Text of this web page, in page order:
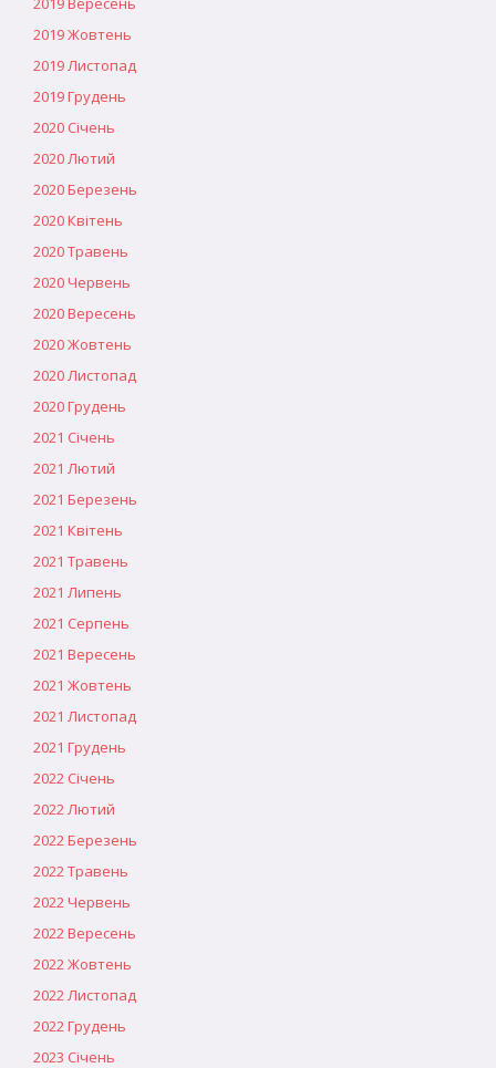
2019 Жовтень
2019 Листопад
2019 Грудень
2020 Січень
2020 Лютий
2020 Березень
2020 Квітень
2020 Травень
2020 Червень
2020 Вересень
2020 Жовтень
2020 Листопад
2020 Грудень
2021 Січень
2021 Лютий
2021 Березень
2021 Квітень
2021 Травень
2021 Липень
2021 Серпень
2021 Вересень
2021 Жовтень
2021 Листопад
2021 Грудень
2022 Січень
2022 Лютий
2022 Березень
2022 Травень
2022 Червень
2022 Вересень
2022 Жовтень
2022 Листопад
2022 Грудень
2023 Січень